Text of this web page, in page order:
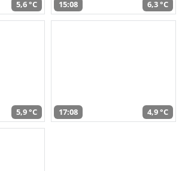
5,6 °C 15:08 6,3 °C
5,9 °C 17:08 4,9 °C